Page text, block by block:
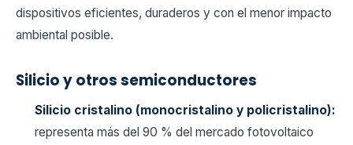
dispositivos eficientes, duraderos y con el menor impacto
ambiental posible.
Silicio y otros semiconductores
Silicio cristalino (monocristalino y policristalino):
representa más del 90 % del mercado fotovoltaico